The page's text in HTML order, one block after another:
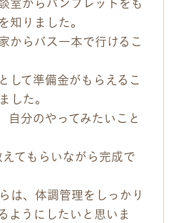
込み
室からパンフレットをも
知りました。
からバス一本で行けるこ
して準備金がもらえるこ
した。
自分のやってみたいこと
てもらいながら完成で
は、体調管理をしっかり
ようにしたいと思いま